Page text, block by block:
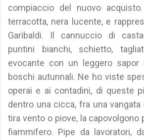
compiaccio del nuovo
terracotta, nera lucente, e
Garibaldi. Il cannuccio di
puntini bianchi, schietto,
evocante con un leggero
boschi autunnali. Ne ho viste
operai e ai contadini, di queste
dentro una cicca, fra una
tira vento o piove, la capovolgono
fiammifero. Pipe da lavoratori,